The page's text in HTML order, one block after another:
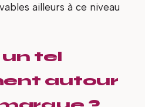
ailleurs à ce niveau
tel
autour